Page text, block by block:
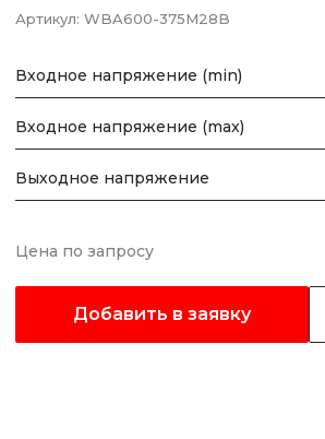
Артикул: WBA600-375M28B
Входное напряжение (min)
Входное напряжение (max)
Выходное напряжение
Цена по запросу
Добавить в заявку